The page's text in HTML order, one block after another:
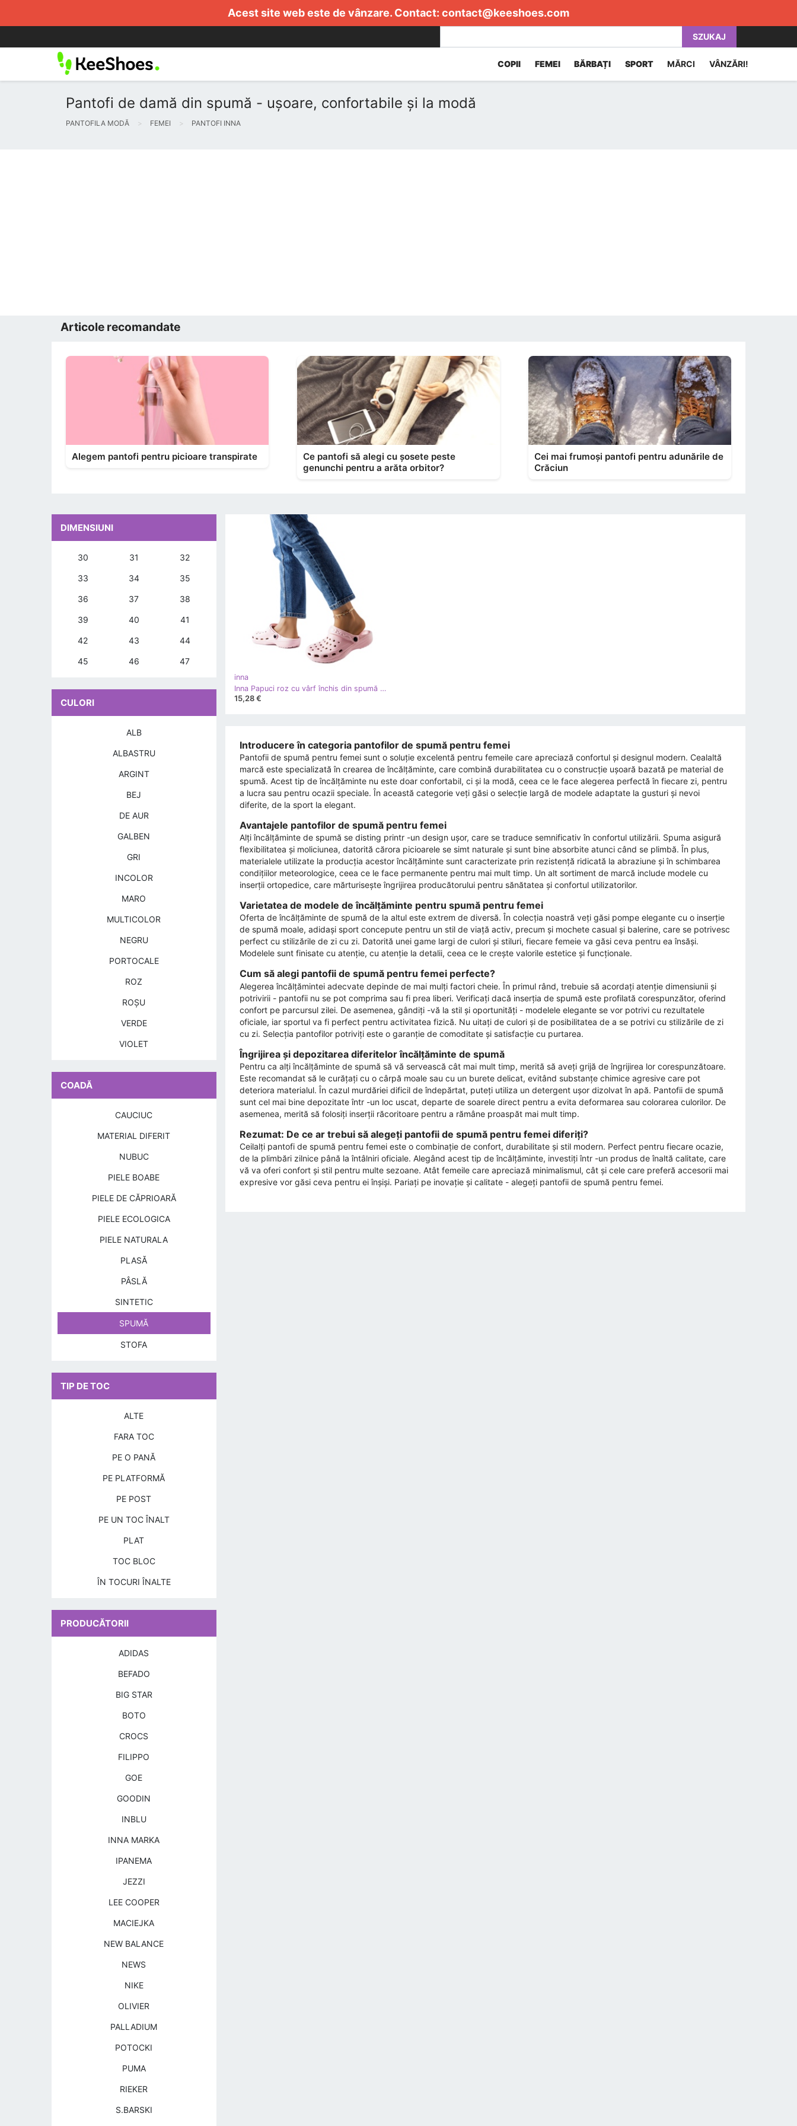
Acest site web este de vânzare. Contact: contact@keeshoes.com
SZUKAJ
COPII FEMEI BĂRBAȚI SPORT MĂRCI VÂNZĂRI!
Pantofi de damă din spumă - ușoare, confortabile și la modă
PANTOFILA MODĂ FEMEI PANTOFI INNA
Articole recomandate
Alegem pantofi pentru picioare transpirate
Ce pantofi să alegi cu șosete peste
genunchi pentru a arăta orbitor?
Cei mai frumoși pantofi pentru adunările de
Crăciun
inna
Inna Papuci roz cu vârf închis din spumă de la Kleist
15,28 €
Introducere în categoria pantofilor de spumă pentru femei
Pantofii de spumă pentru femei sunt o soluție excelentă pentru femeile care apreciază confortul și designul modern. Cealaltă
marcă este specializată în crearea de încălțăminte, care combină durabilitatea cu o construcție ușoară bazată pe material de
spumă. Acest tip de încălțăminte nu este doar confortabil, ci și la modă, ceea ce le face alegerea perfectă în fiecare zi, pentru
a lucra sau pentru ocazii speciale. În această categorie veți găsi o selecție largă de modele adaptate la gusturi și nevoi
diferite, de la sport la elegant.
Avantajele pantofilor de spumă pentru femei
Alți încălțăminte de spumă se disting printr -un design ușor, care se traduce semnificativ în confortul utilizării. Spuma asigură
flexibilitatea și moliciunea, datorită cărora picioarele se simt naturale și sunt bine absorbite atunci când se plimbă. În plus,
materialele utilizate la producția acestor încălțăminte sunt caracterizate prin rezistență ridicată la abraziune și în schimbarea
condițiilor meteorologice, ceea ce le face permanente pentru mai mult timp. Un alt sortiment de marcă include modele cu
inserții ortopedice, care mărturisește îngrijirea producătorului pentru sănătatea și confortul utilizatorilor.
Varietatea de modele de încălțăminte pentru spumă pentru femei
Oferta de încălțăminte de spumă de la altul este extrem de diversă. În colecția noastră veți găsi pompe elegante cu o inserție
de spumă moale, adidași sport concepute pentru un stil de viață activ, precum și mochete casual și balerine, care se potrivesc
perfect cu stilizările de zi cu zi. Datorită unei game largi de culori și stiluri, fiecare femeie va găsi ceva pentru ea însăși.
Modelele sunt finisate cu atenție, cu atenție la detalii, ceea ce le crește valorile estetice și funcționale.
Cum să alegi pantofii de spumă pentru femei perfecte?
Alegerea încălțămintei adecvate depinde de mai mulți factori cheie. În primul rând, trebuie să acordați atenție dimensiunii și
potrivirii - pantofii nu se pot comprima sau fi prea liberi. Verificați dacă inserția de spumă este profilată corespunzător, oferind
confort pe parcursul zilei. De asemenea, gândiți -vă la stil și oportunități - modelele elegante se vor potrivi cu rezultatele
oficiale, iar sportul va fi perfect pentru activitatea fizică. Nu uitați de culori și de posibilitatea de a se potrivi cu stilizările de zi
cu zi. Selecția pantofilor potriviți este o garanție de comoditate și satisfacție cu purtarea.
Îngrijirea și depozitarea diferitelor încălțăminte de spumă
Pentru ca alți încălțăminte de spumă să vă servească cât mai mult timp, merită să aveți grijă de îngrijirea lor corespunzătoare.
Este recomandat să le curățați cu o cârpă moale sau cu un burete delicat, evitând substanțe chimice agresive care pot
deteriora materialul. În cazul murdăriei dificil de îndepărtat, puteți utiliza un detergent ușor dizolvat în apă. Pantofii de spumă
sunt cel mai bine depozitate într -un loc uscat, departe de soarele direct pentru a evita deformarea sau colorarea culorilor. De
asemenea, merită să folosiți inserții răcoritoare pentru a rămâne proaspăt mai mult timp.
Rezumat: De ce ar trebui să alegeți pantofii de spumă pentru femei diferiți?
Ceilalți pantofi de spumă pentru femei este o combinație de confort, durabilitate și stil modern. Perfect pentru fiecare ocazie,
de la plimbări zilnice până la întâlniri oficiale. Alegând acest tip de încălțăminte, investiți într -un produs de înaltă calitate, care
vă va oferi confort și stil pentru multe sezoane. Atât femeile care apreciază minimalismul, cât și cele care preferă accesorii mai
expresive vor găsi ceva pentru ei înșiși. Pariați pe inovație și calitate - alegeți pantofii de spumă pentru femei.
DIMENSIUNI
30 31 32
33 34 35
36 37 38
39 40 41
42 43 44
45 46 47
CULORI
ALB
ALBASTRU
ARGINT
BEJ
DE AUR
GALBEN
GRI
INCOLOR
MARO
MULTICOLOR
NEGRU
PORTOCALE
ROZ
ROŞU
VERDE
VIOLET
COADĂ
CAUCIUC
MATERIAL DIFERIT
NUBUC
PIELE BOABE
PIELE DE CĂPRIOARĂ
PIELE ECOLOGICA
PIELE NATURALA
PLASĂ
PÂSLĂ
SINTETIC
SPUMĂ
STOFA
TIP DE TOC
ALTE
FARA TOC
PE O PANĂ
PE PLATFORMĂ
PE POST
PE UN TOC ÎNALT
PLAT
TOC BLOC
ÎN TOCURI ÎNALTE
PRODUCĂTORII
ADIDAS
BEFADO
BIG STAR
BOTO
CROCS
FILIPPO
GOE
GOODIN
INBLU
INNA MARKA
IPANEMA
JEZZI
LEE COOPER
MACIEJKA
NEW BALANCE
NEWS
NIKE
OLIVIER
PALLADIUM
POTOCKI
PUMA
RIEKER
S.BARSKI